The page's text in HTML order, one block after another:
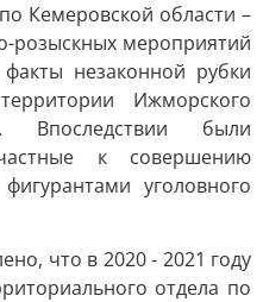
Кемеровской области –
розыскных мероприятий
незаконной рубки
Ижморского
Впоследствии были
к совершению
уголовного
что в 2020 - 2021 году
отдела по